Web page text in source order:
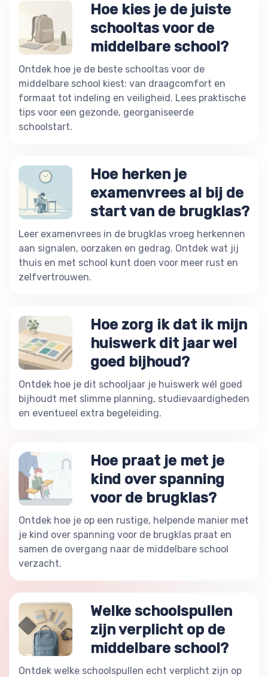
Hoe kies je de juiste
schooltas voor de
middelbare school?
Ontdek hoe je de beste schooltas voor de
middelbare school kiest: van draagcomfort en
formaat tot indeling en veiligheid. Lees praktische
tips voor een gezonde, georganiseerde
schoolstart.
Hoe herken je
examenvrees al bij de
start van de brugklas?
Leer examenvrees in de brugklas vroeg herkennen
aan signalen, oorzaken en gedrag. Ontdek wat jij
thuis en met school kunt doen voor meer rust en
zelfvertrouwen.
Hoe zorg ik dat ik mijn
huiswerk dit jaar wel
goed bijhoud?
Ontdek hoe je dit schooljaar je huiswerk wél goed
bijhoudt met slimme planning, studievaardigheden
en eventueel extra begeleiding.
Hoe praat je met je
kind over spanning
voor de brugklas?
Ontdek hoe je op een rustige, helpende manier met
je kind over spanning voor de brugklas praat en
samen de overgang naar de middelbare school
verzacht.
Welke schoolspullen
zijn verplicht op de
middelbare school?
Ontdek welke schoolspullen echt verplicht zijn op